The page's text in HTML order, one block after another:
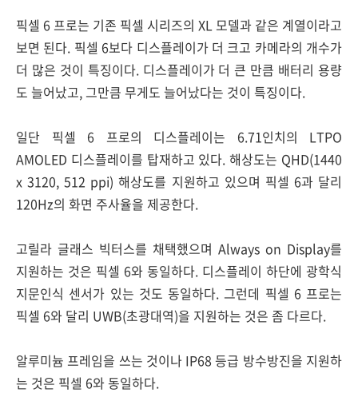
픽셀 6 프로는 기존 픽셀 시리즈의 XL 모델과 같은 계열이라고
보면 된다. 픽셀 6보다 디스플레이가 더 크고 카메라의 개수가
더 많은 것이 특징이다. 디스플레이가 더 큰 만큼 배터리 용량
도 늘어났고, 그만큼 무게도 늘어났다는 것이 특징이다.
일단 픽셀 6 프로의 디스플레이는 6.71인치의 LTPO
AMOLED 디스플레이를 탑재하고 있다. 해상도는 QHD(1440
x 3120, 512 ppi) 해상도를 지원하고 있으며 픽셀 6과 달리
120Hz의 화면 주사율을 제공한다.
고릴라 글래스 빅터스를 채택했으며 Always on Display를
지원하는 것은 픽셀 6와 동일하다. 디스플레이 하단에 광학식
지문인식 센서가 있는 것도 동일하다. 그런데 픽셀 6 프로는
픽셀 6와 달리 UWB(초광대역)을 지원하는 것은 좀 다르다.
알루미늄 프레임을 쓰는 것이나 IP68 등급 방수방진을 지원하
는 것은 픽셀 6와 동일하다.